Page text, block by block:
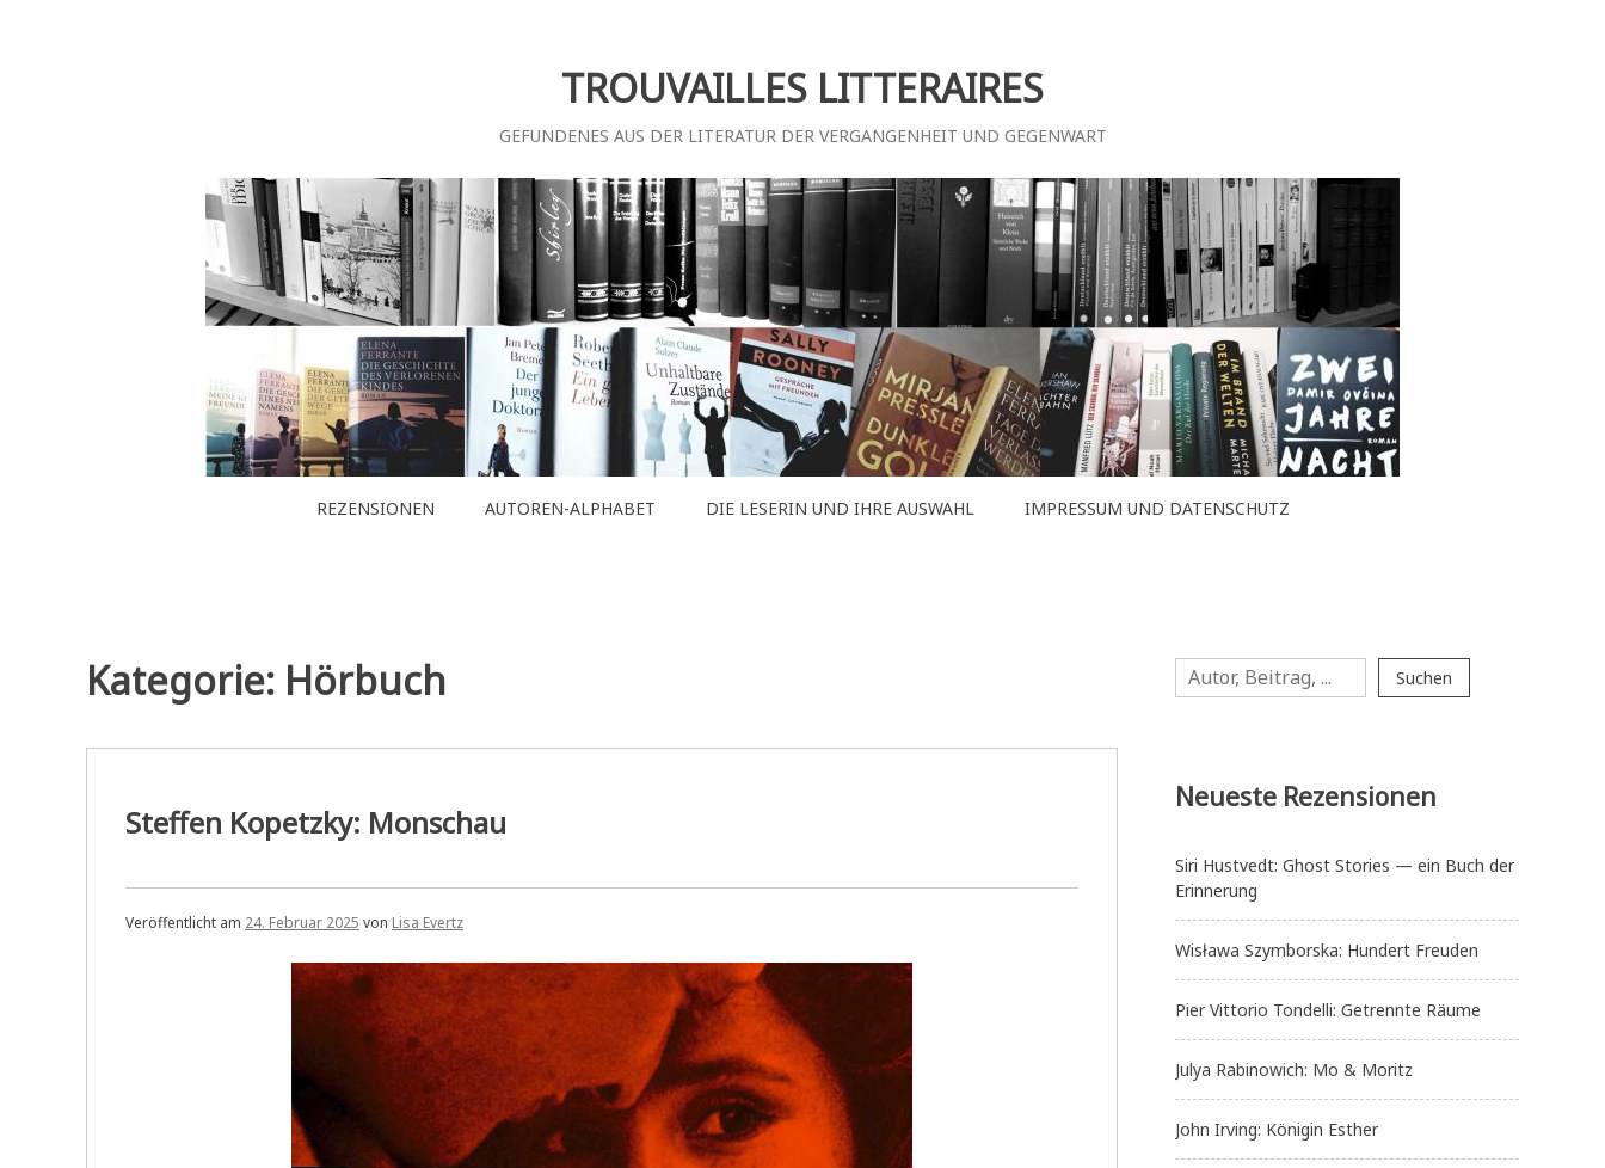
TROUVAILLES LITTERAIRES
GEFUNDENES AUS DER LITERATUR DER VERGANGENHEIT UND GEGENWART
REZENSIONEN AUTOREN-ALPHABET DIE LESERIN UND IHRE AUSWAHL IMPRESSUM UND DATENSCHUTZ
Kategorie: Hörbuch
Steffen Kopetzky: Monschau
Veröffentlicht am 24. Februar 2025 von Lisa Evertz
Suchen
Suchen
Neueste Rezensionen
Siri Hustvedt: Ghost Stories — ein Buch der
Erinnerung
Wisława Szymborska: Hundert Freuden
Pier Vittorio Tondelli: Getrennte Räume
Julya Rabinowich: Mo & Moritz
John Irving: Königin Esther